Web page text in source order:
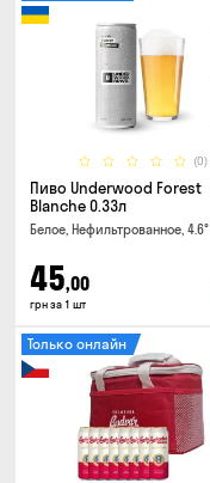
(0)
Пиво Underwood Forest
Blanche 0.33л
Белое, Нефильтрованное, 4.6°
45,00
грн за 1 шт
Только онлайн